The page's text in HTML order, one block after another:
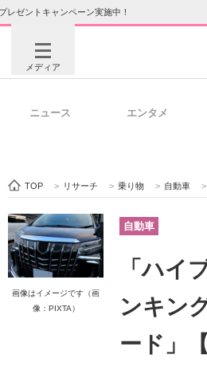
レゼントキャンペーン実施中！
メディア
ビジネスと働き方のヒント
ITエンジニア向け専門サイト
ニュース エンタメ
TOP > リサーチ > 乗り物 > 自動車 >
画像はイメージです（画
像：PIXTA）
自動車
「ハイ
ンキン
ード」